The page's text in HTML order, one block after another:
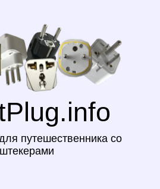
путешественника со
штекерами